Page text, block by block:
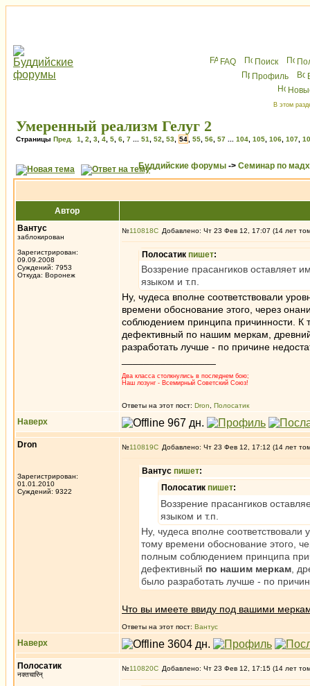
FAQ Поиск
Профиль
В этом
Умеренный реализм Гелуг 2
Страницы Пред. 1 2 3 4 5 6 7 51 52 53 54 55 56 57 104 105 106 107
Буддийские форумы -> Семинар по
Автор
Вантус
заблокирован
Зарегистрирован:
09.09.2008
Суждений: 7953
Откуда: Воронеж
№110818 Добавлено: Чт 23 Фев 12, 17:07 (14 лет
Полосатик пишет:
Воззрение прасангиков оставляет
языком и т.п.
Ну, чудеса вполне соответствовали
времени обоснование этого, через
соблюдением принципа причинности. К
дефективный по нашим меркам,
разработать лучше - по причине
Два класса столкнулись в последнем бою;
Наш лозунг - Всемирный Советский Союз!
Ответы на этот пост: Dron Полосатик
Наверх
Dron
Зарегистрирован:
01.01.2010
Суждений: 9322
№110819 Добавлено: Чт 23 Фев 12, 17:12 (14 лет
Вантус пишет:
Полосатик пишет:
Воззрение прасангиков
языком и т.п.
Ну, чудеса вполне
тому времени обоснование этого,
полным соблюдением принципа
дефективный по нашим меркам ,
было разработать лучше - по
Что вы имеете ввиду под вашими
Ответы на этот пост: Вантус
Наверх
Полосатик
नक्तचारिन्
№110820 Добавлено: Чт 23 Фев 12, 17:15 (14 лет